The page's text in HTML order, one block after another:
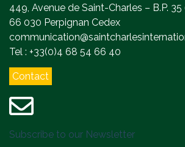
449, Avenue de Saint-Charles – B.P. 35
66 030 Perpignan Cedex
Tel : +33(0)4 68 54 66 40
Contact
Subscribe to our Newsletter